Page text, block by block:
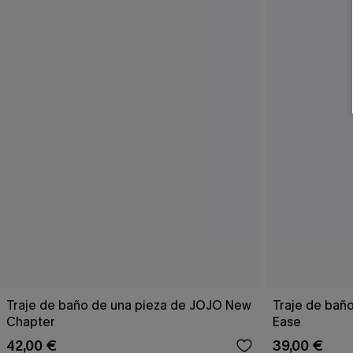
Traje de baño de una pieza de JOJO New
Chapter
42,00 €
Traje de
Ease
39,00 €